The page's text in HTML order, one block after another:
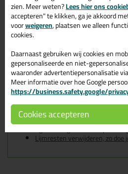
en te verlijmen substraten.
Kenmerken
Laat geen residu achter
Sneldrogend
Licht ontvlambaar
Spuitbus onder een hoek van
Tips & tricks voor
Remover 400ml
In de volgende blogs wordt dit product
Lijmresten verwijderen, zo doe
zien. Meer weten?Lees hier ons
accepteren" te klikken, ga je akkoord
voorweigeren, plaatsen we alleen
cookies.
Daarnaast gebruiken wij cookies en
gepersonaliseerde en niet-
waaronder advertentiepersonalisatie
Meer informatie over hoe Google
https://business.safety.google/
Cookies accepteren